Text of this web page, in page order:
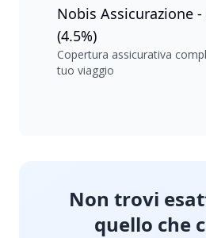
Nobis Assicurazione -
(4.5%)
Copertura assicurativa
tuo viaggio
Non trovi
quello che